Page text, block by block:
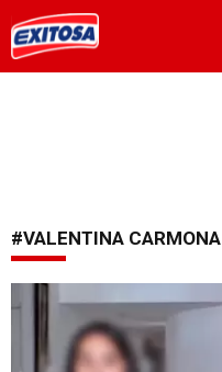
#VALENTINA CARMONA
Recuperación en curso